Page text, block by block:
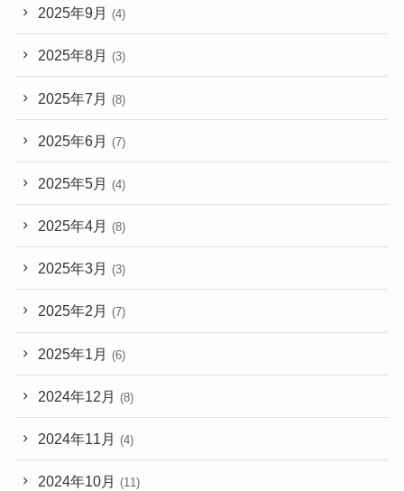
2025年9月 (4)
2025年8月 (3)
2025年7月 (8)
2025年6月 (7)
2025年5月 (4)
2025年4月 (8)
2025年3月 (3)
2025年2月 (7)
2025年1月 (6)
2024年12月 (8)
2024年11月 (4)
2024年10月 (11)